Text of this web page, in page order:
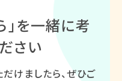
を一緒に考
さい
けましたら、ぜひご